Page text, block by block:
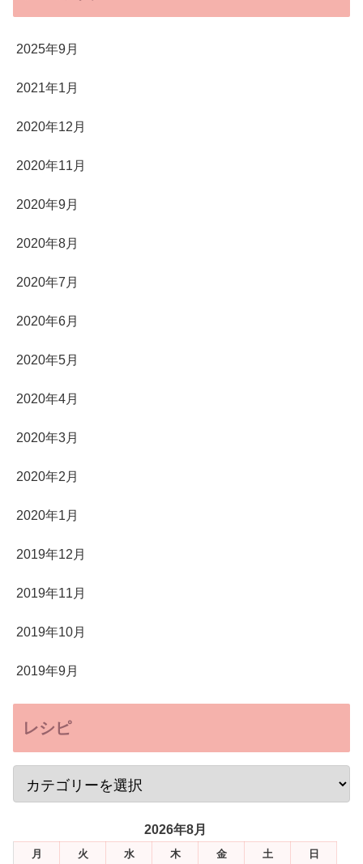
2025年9月
2021年1月
2020年12月
2020年11月
2020年9月
2020年8月
2020年7月
2020年6月
2020年5月
2020年4月
2020年3月
2020年2月
2020年1月
2019年12月
2019年11月
2019年10月
2019年9月
レシピ
2026年8月
月 火 水 木 金 土 日